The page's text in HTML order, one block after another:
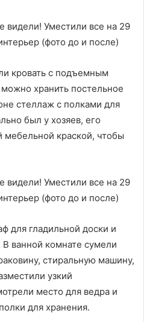
кровать с подъемным
хранить постельное
стеллаж с полками для
был у хозяев, его
мебельной краской, чтобы
для гладильной доски и
В ванной комнате сумели
стиральную машину,
узкий
место для ведра и
для хранения.